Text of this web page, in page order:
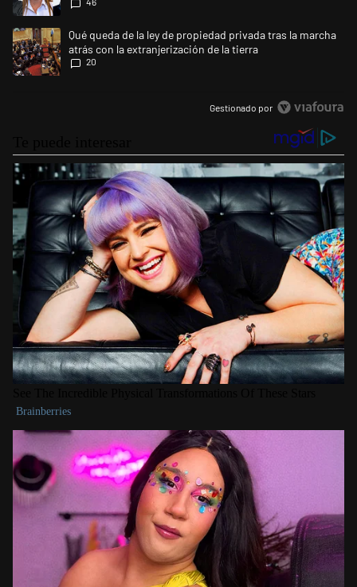
Un artículo de tendencia con el título "Qué queda de la ley de
Qué queda de la ley de propiedad privada tras la marcha
atrás con la extranjerización de la tierra
20
Gestionado por